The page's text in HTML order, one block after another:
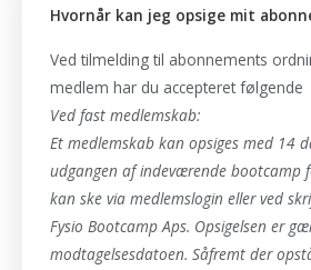
Hvornår kan jeg opsige mit
Ved tilmelding til abonnements
medlem har du accepteret følgende
Ved fast medlemskab:
Et medlemskab kan opsiges med 14
udgangen af indeværende bootcamp
kan ske via medlemslogin eller ved
Fysio Bootcamp Aps. Opsigelsen er
modtagelsesdatoen. Såfremt der